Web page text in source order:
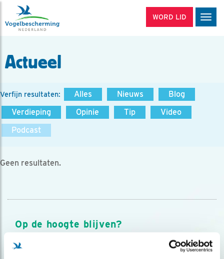
WORD LID
Actueel
Verfijn resultaten: Alles Nieuws
Blog
Verdieping
Opinie Tip
Video
Podcast
Geen resultaten.
Op de hoogte blijven?
Meld je aan en ontvang nieuws, inspiratie, acties en tips
over vogels en activiteiten van Vogelbescherming.